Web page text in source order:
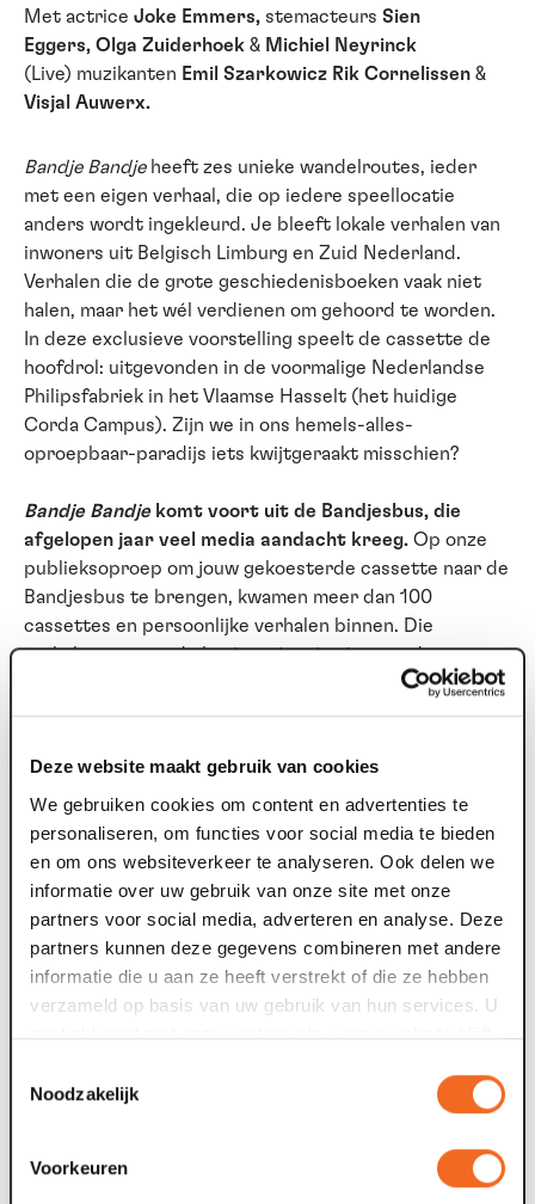
Deze website maakt gebruik van cookies
We gebruiken cookies om content en advertenties te
personaliseren, om functies voor social media te bieden
en om ons websiteverkeer te analyseren. Ook delen we
informatie over uw gebruik van onze site met onze
partners voor social media, adverteren en analyse. Deze
partners kunnen deze gegevens combineren met andere
informatie die u aan ze heeft verstrekt of die ze hebben
verzameld op basis van uw gebruik van hun services. U
gaat akkoord met onze cookies als u onze website blijft
Noodzakelijk
Voorkeuren
Met actrice Joke Emmers, stemacteurs Sien
Eggers, Olga Zuiderhoek & Michiel Neyrinck
(Live) muzikanten Emil Szarkowicz Rik Cornelissen &
Visjal Auwerx.
Bandje Bandjeheeft zes unieke wandelroutes, ieder
met een eigen verhaal, die op iedere speellocatie
anders wordt ingekleurd. Je bleeft lokale verhalen van
inwoners uit Belgisch Limburg en Zuid Nederland.
Verhalen die de grote geschiedenisboeken vaak niet
halen, maar het wél verdienen om gehoord te worden.
In deze exclusieve voorstelling speelt de cassette de
hoofdrol: uitgevonden in de voormalige Nederlandse
Philipsfabriek in het Vlaamse Hasselt (het huidige
Corda Campus). Zijn we in ons hemels-alles-
oproepbaar-paradijs iets kwijtgeraakt misschien?
Bandje Bandjekomt voort uit de Bandjesbus, die
afgelopen jaar veel media aandacht kreeg. Op onze
publieksoproep om jouw gekoesterde cassette naar de
Bandjesbus te brengen, kwamen meer dan 100
cassettes en persoonlijke verhalen binnen. Die
verhalen vormen de basis en inspiratie voor deze
Per voorstelling zijn beperkt aantal plaatsen (voor 18
personen). De voorstelling start op meerdere
momenten per dag.
Er zijn 6 verschillende wandelroutes ieder met een
exclusief verhaal.
Iedere route duurt ongeveer 50 minuten.
Je beleeft de audioroute alleen.
Je ticket is geldig voor 1 van de 6 routes.
Wil je meerdere routes beleven op dezelfde
entreekaart met een andere aanvangstijd. (NB: zorg
dat er minimaal 1 uur tussen beiden aanvangstijden
zit zodat beiden tours elkaar niet overlappen).